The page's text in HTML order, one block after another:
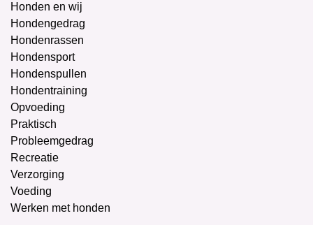
Honden en wij
Hondengedrag
Hondenrassen
Hondensport
Hondenspullen
Hondentraining
Opvoeding
Praktisch
Probleemgedrag
Recreatie
Verzorging
Voeding
Werken met honden